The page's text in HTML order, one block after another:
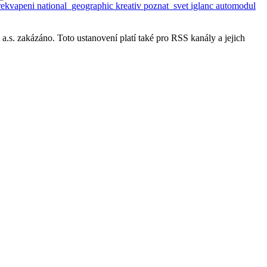
national_geographic kreativ poznat_svet iglanc automodul
zakázáno. Toto ustanovení platí také pro RSS kanály a jejich